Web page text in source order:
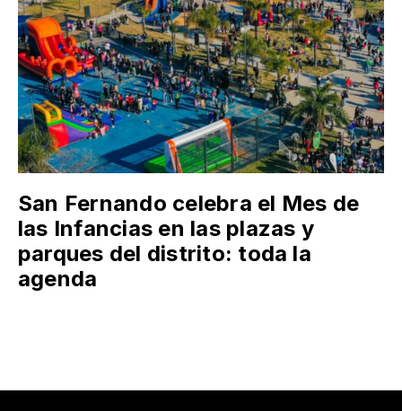
San Fernando celebra el Mes de
las Infancias en las plazas y
parques del distrito: toda la
agenda